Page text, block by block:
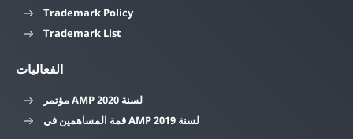
Trademark Policy
Trademark List
الفعاليات
مؤتمر AMP لسنة 2020
قمة المساهمين في AMP لسنة 2019